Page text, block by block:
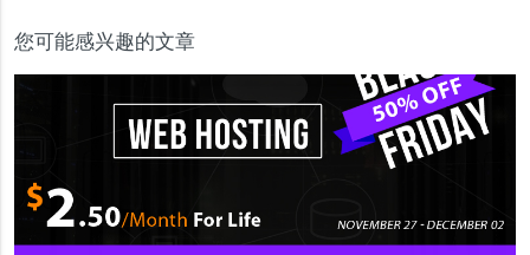
您可能感兴趣的文章